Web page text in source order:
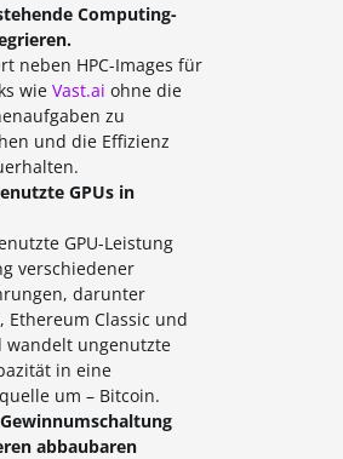
Computing-
neben HPC-Images für
wie Vast.ai ohne die
zu
und die Effizienz
GPUs in
GPU-Leistung
verschiedener
darunter
Ethereum Classic und
wandelt ungenutzte
in eine
um – Bitcoin.
abbaubaren